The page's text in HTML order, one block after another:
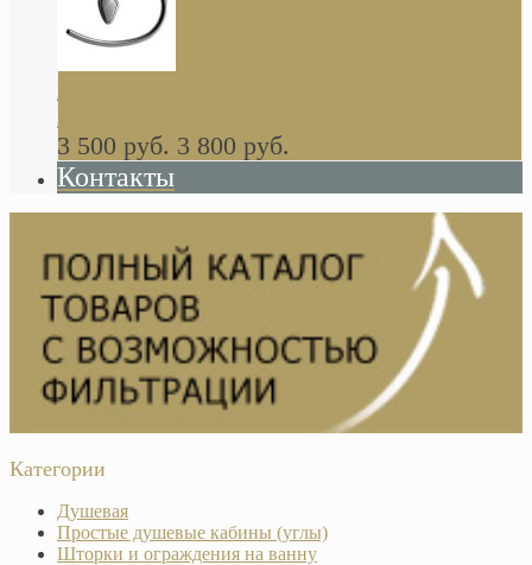
Khala Colombo аксессуары (серия) В
НАЛИЧИИ
3 500 руб. 3 800 руб.
Контакты
Категории
Душевая
Простые душевые кабины (углы)
Шторки и ограждения на ванну